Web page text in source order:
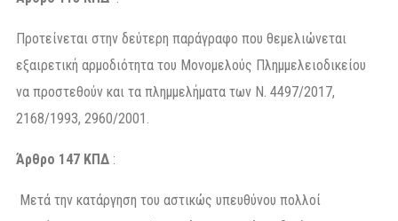
Προτείνεται στην δεύτερη παράγραφο που θεμελιώνεται
εξαιρετική αρμοδιότητα του Μονομελούς Πλημμελειοδικείου
να προστεθούν και τα πλημμελήματα των Ν. 4497/2017,
2168/1993, 2960/2001.
Άρθρο 147 ΚΠΔ :
Μετά την κατάργηση του αστικώς υπευθύνου πολλοί